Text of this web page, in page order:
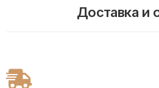
Доставка и